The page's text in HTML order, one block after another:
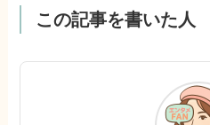
この記事を書いた人